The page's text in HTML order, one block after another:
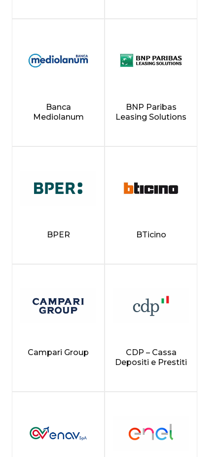
Banca
Mediolanum
BNP Paribas
Leasing Solutions
BPER BTicino
Campari Group
CDP – Cassa
Depositi e Prestiti